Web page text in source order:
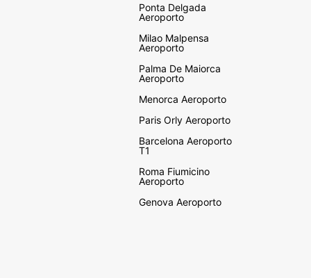
Ponta Delgada
Aeroporto
Milao Malpensa
Aeroporto
Palma De Maiorca
Aeroporto
Menorca Aeroporto
Paris Orly Aeroporto
Barcelona Aeroporto
T1
Roma Fiumicino
Aeroporto
Genova Aeroporto